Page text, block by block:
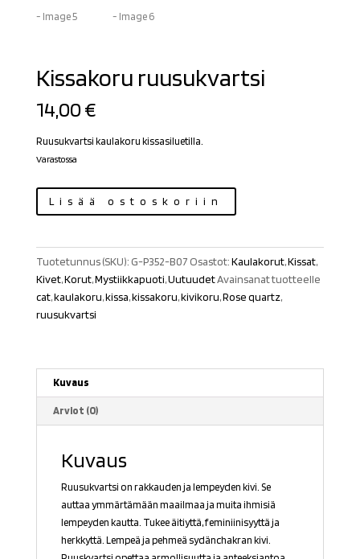
Kissakoru ruusukvartsi
14,00€
Ruusukvartsi kaulakoru kissasiluetilla.
Varastossa
ruusukvartsi
Lisää ostoskoriin
Tuotetunnus (SKU): G-P352-B07 Osastot:Kaulakorut,Kissat,
Kivet,Korut,Mystiikkapuoti,UutuudetAvainsanat tuotteelle
cat,kaulakoru,kissa,kissakoru,kivikoru,Rose quartz,
ruusukvartsi
Kuvaus
Arviot (0)
Kuvaus
Ruusukvartsi on rakkauden ja lempeyden kivi. Se
auttaa ymmärtämään maailmaa ja muita ihmisiä
lempeyden kautta. Tukee äitiyttä, feminiinisyyttä ja
herkkyttä. Lempeä ja pehmeä sydänchakran kivi.